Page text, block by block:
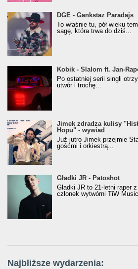
donGURALesko z nagrodą za
Klasyczny/Trueschoolowy
(Popkillery 2023)
DGE - Gankstaz Paradajs
To właśnie tu, pół wieku
sagę, która trwa do dziś...
Kobik - Slalom ft. Jan-
[Official Music Visualiser]
Kobik - Slalom ft. Jan-
Po ostatniej serii singli
utwór i trochę...
Jimek zdradza kulisy "Historii
Hopu" - wywiad
Jimek zdradza kulisy
Hopu" - wywiad
Już jutro Jimek przejmie
gośćmi i orkiestrą...
Gładki JR - Patoshot
Gładki JR - Patoshot
Gładki JR to 21-letni raper
członek wytwórni TiW
Najbliższe wydarzenia: